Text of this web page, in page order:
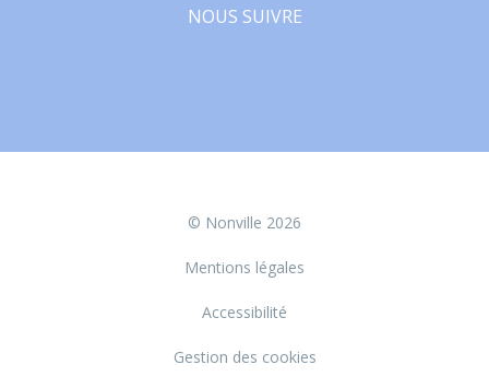
NOUS SUIVRE
© Nonville 2026
Mentions légales
Accessibilité
Gestion des cookies